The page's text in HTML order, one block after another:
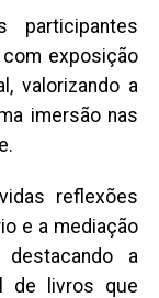
com exposição
valorizando a
imersão nas
reflexões
e a mediação
a
de livros que